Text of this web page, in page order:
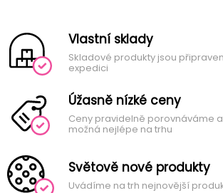
Vlastní sklady
Skladové produkty jsou
expedici
Úžasně nízké ceny
Ceny pravidelně porovnáváme
možná nejlépe na trhu
Světově nové produkty
Uvádíme na trh nejnovější